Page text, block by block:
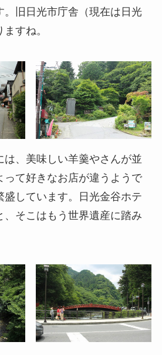
。旧日光市庁舎（現在は日光
すね。
は、美味しい羊羹やさんが並
って好きなお店が違うようで
盛しています。日光金谷ホテ
、そこはもう世界遺産に踏み